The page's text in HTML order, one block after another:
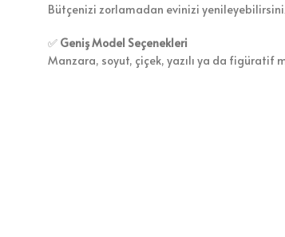
Bütçenizi zorlamadan evinizi
✅ Geniş Model Seçenekleri
Manzara, soyut, çiçek, yazılı ya da figüratif